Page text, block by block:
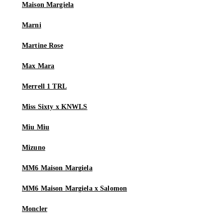
Maison Margiela
Marni
Martine Rose
Max Mara
Merrell 1 TRL
Miss Sixty x KNWLS
Miu Miu
Mizuno
MM6 Maison Margiela
MM6 Maison Margiela x Salomon
Moncler